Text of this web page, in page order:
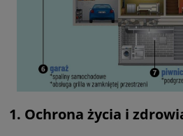
1. Ochrona życia i